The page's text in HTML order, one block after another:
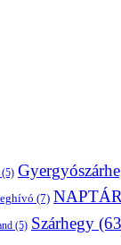
(5)
(7) NAPTÁR
(5) Szárhegy